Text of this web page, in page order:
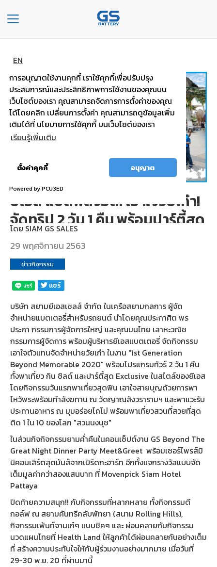
EN
การอนุญาตใช้งานคุกกี้ เราใช้คุกกี้เพื่อปรับปรุง
ประสบการณ์และประสิทธิภาพการใช้งานของคุณบน
เว็บไซต์ของเรา คุณสามารถจัดการการตั้งค่าของคุณ
ได้โดยคลิก เปลี่ยนการตั้งค่า คุณสามารถดูข้อมูลเพิ่ม
เติมได้ที่ นโยบายการใช้คุกกี้ บนเว็บไซต์ของเรา
เรียนรู้เพิ่มเติม
ตั้งค่าคุกกี้ อนุญาต
Powered by PCU3ED
Toggle
navigation
องค์กร
ประเภท
รถยนต์
เเบต
เต
บริการ
ของ
เรา
ค้นหา
ร้าน
แบตเตอรี่
ข่าว
เเละ
กิจกรรม
ร่วม
งาน
กับ
เรา
ติดต่อ
เรา
E-
BUSINESS
ยีเอส แบตพลังอึด! เอาใจวัยเก๋า!
จัดทริป 2 วัน 1 คืน พร้อมปาร์ตี้สุด
มันส์ ในงาน "1st Generation
Beyond Memorable 2020"
โดย SIAM GS SALES
29 พฤศจิกายน 2563
ข่าวกิจกรรม
เเชร์
บริษัท สยามยีเอสเซลส์ จำกัด ในเครือสยามกลการ ผู้จัด
จำหน่ายแบตเตอรี่สำหรับรถยนต์ นำโดยคุณประกาศิต พร
ประภา กรรมการผู้จัดการใหญ่ และคุณมนไทย เลาหะวณิช
กรรมการผู้จัดการ พร้อมผู้บริหารยีเอสแบตเตอรี่ จัดกิจกรรม
เอาใจตัวแทนจัดจำหน่ายวัยเก๋า ในงาน "1st Generation
Beyond Memorable 2020" พร้อมโปรแกรมทัวร์ 2 วัน 1 คืน
ทั้งพาเที่ยว กิน ชิลด์ และปาร์ตี้สุด Exclusive ในสไตล์ของยีเอส
โดยกิจกรรมวันแรกพาเที่ยวสุดฟิน เอาใจสายบุญด้วยการพา
ไหว้พระพร้อมทำสังฆทาน ณ วัดญาณสังวรารามฯ และพาแวะรับ
ประทานอาหาร ณ มุมอร่อยโคโม่ พร้อมพาเที่ยวสวนที่สวยที่สุด
ติด 1 ใน 10 ของโลก "สวนนงนุช"
ในส่วนกิจกิจกรรมยามค่ำคืนในคอนเซ็ปต์งาน GS Beyond The
Great Night Dinner Party Meet&Greet พร้อมเซอร์ไพรส์มิ
นิคอนเสิร์ตสุดมันส์จากเบิร์ดกะฮาร์ท อีกทั้งแจกรางวัลแบบจัด
เต็มมูลค่ากว่าสองแสนบาท ที่ Movenpick Siam Hotel
Pattaya
ปิดท้ายความสนุก!! กับกิจกรรมที่หลากหลาย ทั้งกิจกรรมตี
กอล์ฟ ณ สยามคันทรีคลับพัทยา (สนาม Rolling Hills),
กิจกรรมเพ้นท์จานเก๋ๆ แบบชิคๆ และ ผ่อนคลายกับกิจกรรม
นวดแผนไทยที่ Health Land ให้ลูกค้าได้ผ่อนคลายกันอย่างเต็ม
ที่ สร้างความประทับใจให้กับผู้ร่วมงานอย่างมากมาย เมื่อวันที่
29-30 พ.ย. 20 ที่ผ่านมานี้